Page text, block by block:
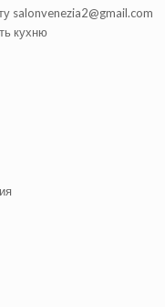
salonvenezia2@gmail.com
кухню